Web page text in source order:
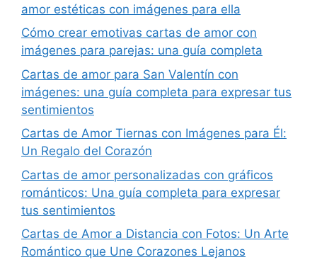
amor estéticas con imágenes para ella
Cómo crear emotivas cartas de amor con
imágenes para parejas: una guía completa
Cartas de amor para San Valentín con
imágenes: una guía completa para expresar tus
sentimientos
Cartas de Amor Tiernas con Imágenes para Él:
Un Regalo del Corazón
Cartas de amor personalizadas con gráficos
románticos: Una guía completa para expresar
tus sentimientos
Cartas de Amor a Distancia con Fotos: Un Arte
Romántico que Une Corazones Lejanos